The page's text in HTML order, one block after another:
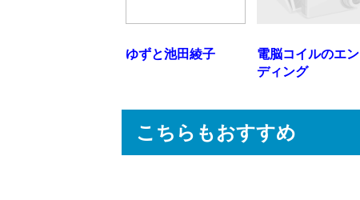
ゆずと池田綾子
電脳コイルのエン
ディング
こちらもおすすめ